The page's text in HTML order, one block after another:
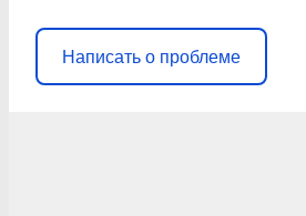
Написать о проблеме